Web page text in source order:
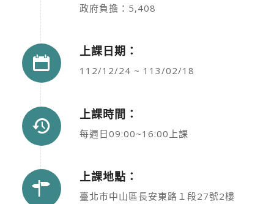
政府負擔：5,408
上課日期：
112/12/24 ~ 113/02/18
上課時間：
每週日09:00~16:00上課
上課地點：
臺北市中山區長安東路１段27號2樓